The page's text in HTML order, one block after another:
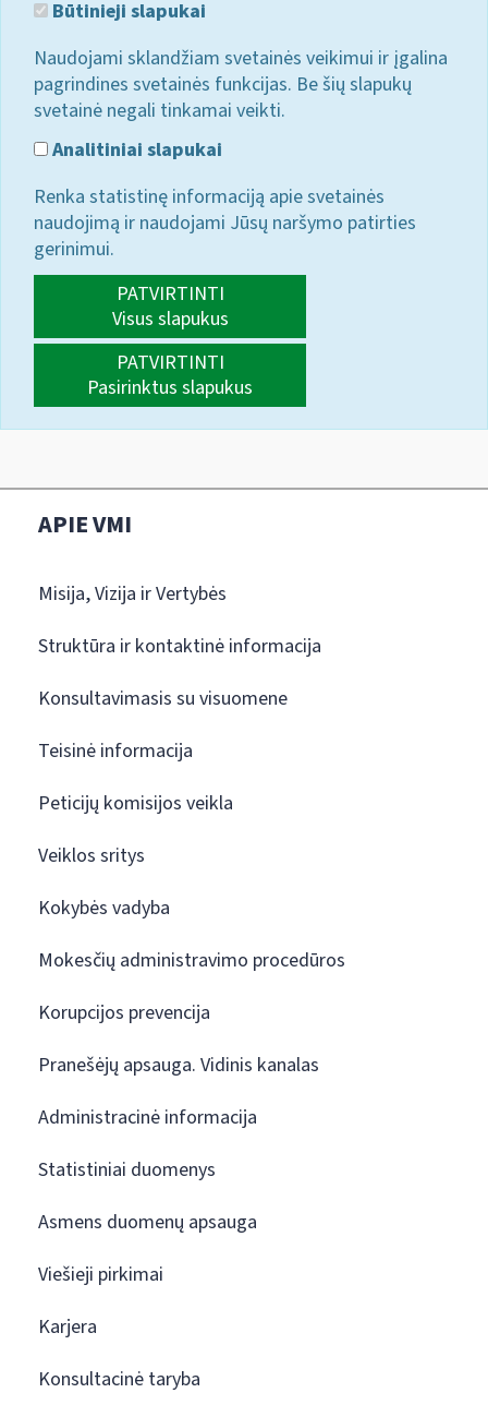
Būtinieji slapukai
Naudojami sklandžiam svetainės veikimui ir įgalina
pagrindines svetainės funkcijas. Be šių slapukų
svetainė negali tinkamai veikti.
Analitiniai slapukai
Renka statistinę informaciją apie svetainės
naudojimą ir naudojami Jūsų naršymo patirties
gerinimui.
PATVIRTINTI
Visus slapukus
PATVIRTINTI
Pasirinktus slapukus
APIE VMI
Misija, Vizija ir Vertybės
Struktūra ir kontaktinė informacija
Konsultavimasis su visuomene
Teisinė informacija
Peticijų komisijos veikla
Veiklos sritys
Kokybės vadyba
Mokesčių administravimo procedūros
Korupcijos prevencija
Pranešėjų apsauga. Vidinis kanalas
Administracinė informacija
Statistiniai duomenys
Asmens duomenų apsauga
Viešieji pirkimai
Karjera
Konsultacinė taryba